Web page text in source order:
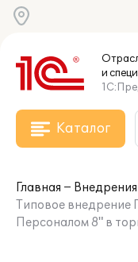
и
Каталог
Главная
Внедрения
Типовое
Персоналом 8" в